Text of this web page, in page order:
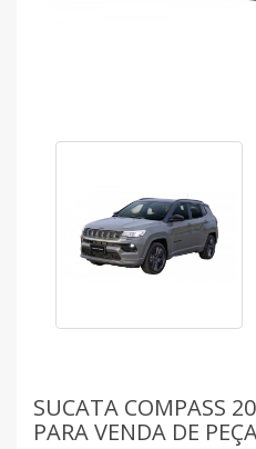
SUCATA COMPASS
PARA VENDA DE